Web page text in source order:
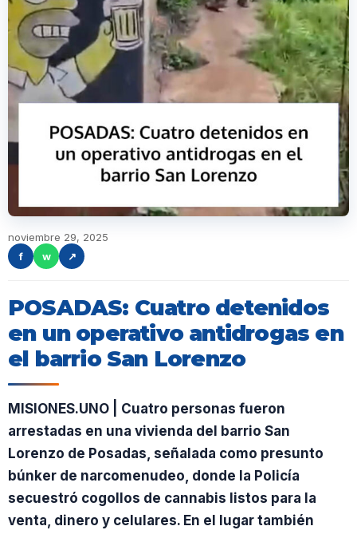
noviembre 29, 2025
f
w ↗
POSADAS: Cuatro detenidos
en un operativo antidrogas en
el barrio San Lorenzo
MISIONES.UNO | Cuatro personas fueron
arrestadas en una vivienda del barrio San
Lorenzo de Posadas, señalada como presunto
búnker de narcomenudeo, donde la Policía
secuestró cogollos de cannabis listos para la
venta, dinero y celulares. En el lugar también